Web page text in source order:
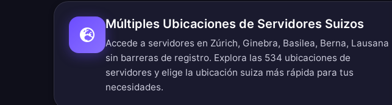
Múltiples Ubicaciones de Servidores Suizos
Accede a servidores en Zúrich, Ginebra, Basilea, Berna, Lausana
sin barreras de registro. Explora las 534 ubicaciones de
servidores y elige la ubicación suiza más rápida para tus
necesidades.